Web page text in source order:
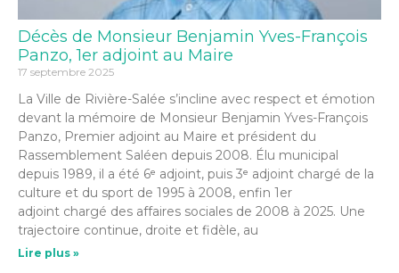
Décès de Monsieur Benjamin Yves-François
Panzo, 1er adjoint au Maire
17 septembre 2025
La Ville de Rivière-Salée s’incline avec respect et émotion
devant la mémoire de Monsieur Benjamin Yves-François
Panzo, Premier adjoint au Maire et président du
Rassemblement Saléen depuis 2008. Élu municipal
depuis 1989, il a été 6ᵉ adjoint, puis 3ᵉ adjoint chargé de la
culture et du sport de 1995 à 2008, enfin 1er
adjoint chargé des affaires sociales de 2008 à 2025. Une
trajectoire continue, droite et fidèle, au
Lire plus »